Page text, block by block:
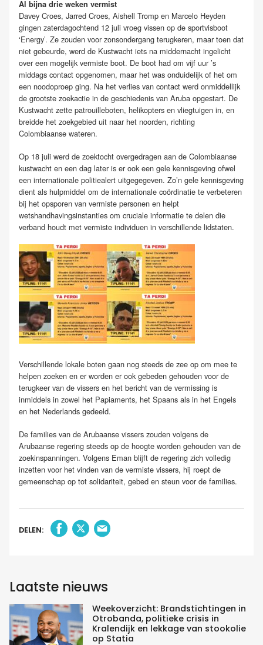
Al bijna drie weken vermist
Davey Croes, Jarred Croes, Aishell Tromp en Marcelo Heyden
gingen zaterdagochtend 12 juli vroeg vissen op de sportvisboot
‘Energy’. Ze zouden voor zonsondergang terugkeren, maar toen dat
niet gebeurde, werd de Kustwacht iets na middernacht ingelicht
over een mogelijk vermiste boot. De boot had om vijf uur ’s
middags contact opgenomen, maar het was onduidelijk of het om
een noodoproep ging. Na het verlies van contact werd onmiddellijk
de grootste zoekactie in de geschiedenis van Aruba opgestart. De
Kustwacht zette patrouilleboten, helikopters en vliegtuigen in, en
breidde het zoekgebied uit naar het noorden, richting
Colombiaanse wateren.
Op 18 juli werd de zoektocht overgedragen aan de Colombiaanse
kustwacht en een dag later is er ook een gele kennisgeving ofwel
een internationale politiealert uitgegegeven. Zo’n gele kennisgeving
dient als hulpmiddel om de internationale coördinatie te verbeteren
bij het opsporen van vermiste personen en helpt
wetshandhavingsinstanties om cruciale informatie te delen die
verband houdt met vermiste individuen in verschillende lidstaten.
Verschillende lokale boten gaan nog steeds de zee op om mee te
helpen zoeken en er worden er ook gebeden gehouden voor de
terugkeer van de vissers en het bericht van de vermissing is
inmiddels in zowel het Papiaments, het Spaans als in het Engels
en het Nederlands gedeeld.
De families van de Arubaanse vissers zouden volgens de
Arubaanse regering steeds op de hoogte worden gehouden van de
zoekinspanningen. Volgens Eman blijft de regering zich volledig
inzetten voor het vinden van de vermiste vissers, hij roept de
gemeenschap op tot solidariteit, gebed en steun voor de families.
DELEN:
Laatste nieuws
Weekoverzicht: Brandstichtingen in
Otrobanda, politieke crisis in
Kralendijk en lekkage van stookolie
op Statia